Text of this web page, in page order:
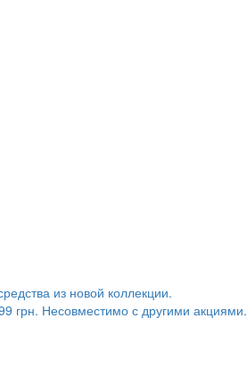
из новой коллекции.
грн. Несовместимо с другими акциями.